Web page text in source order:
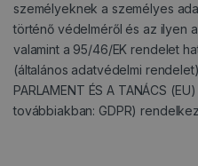
személyeknek a személyes
történő védelméről és az ilyen
valamint a 95/46/EK rendelet
(általános adatvédelmi
PARLAMENT ÉS A TANÁCS
továbbiakban: GDPR)